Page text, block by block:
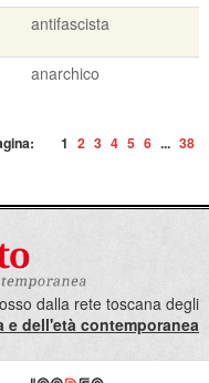
antifascista
anarchico
1 2 3 4 5 6 ... 38
dalla rete toscana degli
e dell'età contemporanea